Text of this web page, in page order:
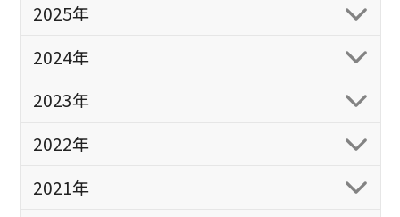
2025年
2024年
2023年
2022年
2021年